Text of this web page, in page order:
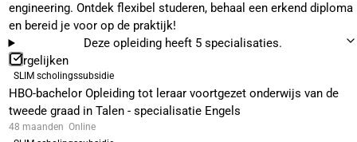
engineering. Ontdek flexibel studeren, behaal een erkend diploma
en bereid je voor op de praktijk!
Deze opleiding heeft 5 specialisaties.
Vergelijken
SLIM scholingssubsidie
HBO-bachelor Opleiding tot leraar voortgezet onderwijs van de
tweede graad in Talen - specialisatie Engels
48 maanden Online